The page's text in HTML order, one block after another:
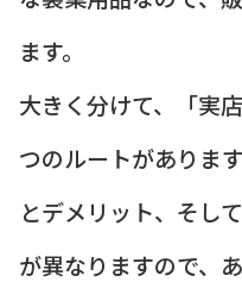
ます。
大きく分けて、「実
つのルートがありま
とデメリット、そし
が異なりますので、